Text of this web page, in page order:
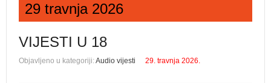
29 travnja 2026
VIJESTI U 18
Objavljeno u kategoriji:Audio vijesti 29. travnja 2026.
Zaboravili ste lozinku?